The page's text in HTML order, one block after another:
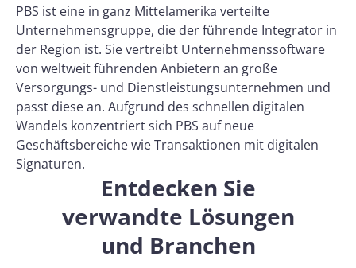
PBS ist eine in ganz Mittelamerika verteilte
Unternehmensgruppe, die der führende Integrator in
der Region ist. Sie vertreibt Unternehmenssoftware
von weltweit führenden Anbietern an große
Versorgungs- und Dienstleistungsunternehmen und
passt diese an. Aufgrund des schnellen digitalen
Wandels konzentriert sich PBS auf neue
Geschäftsbereiche wie Transaktionen mit digitalen
Signaturen.
Entdecken Sie
verwandte Lösungen
und Branchen